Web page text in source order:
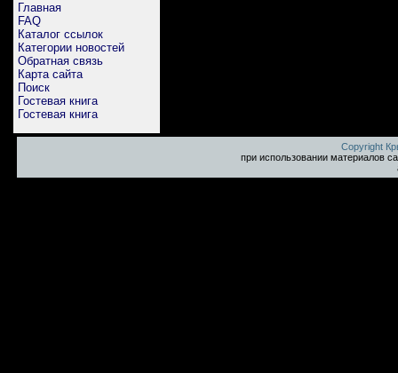
Главная
FAQ
Каталог ссылок
Категории новостей
Обратная связь
Карта сайта
Поиск
Гостевая книга
Гостевая книга
Copyright
при использовании материалов